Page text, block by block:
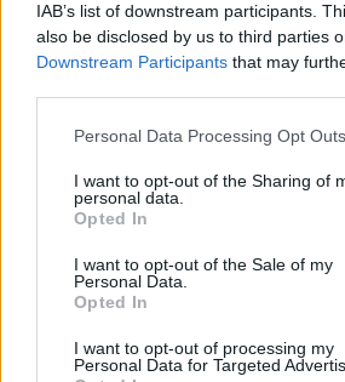
IAB’s list of downstream participants.
also be disclosed by us to third parties
Downstream Participants that may
Personal Data Processing Opt Outs
I want to opt-out of the Sharing of
personal data.
Opted In
I want to opt-out of the Sale of my
Personal Data.
Opted In
I want to opt-out of processing my
Personal Data for Targeted